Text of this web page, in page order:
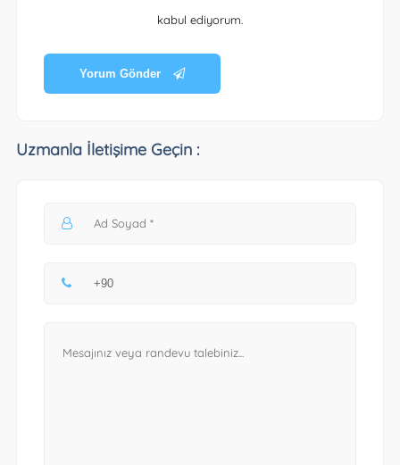
kabul ediyorum.
Yorum Gönder
Uzmanla İletişime Geçin :